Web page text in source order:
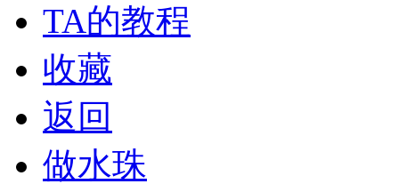
TA的教程
收藏
返回
做水珠